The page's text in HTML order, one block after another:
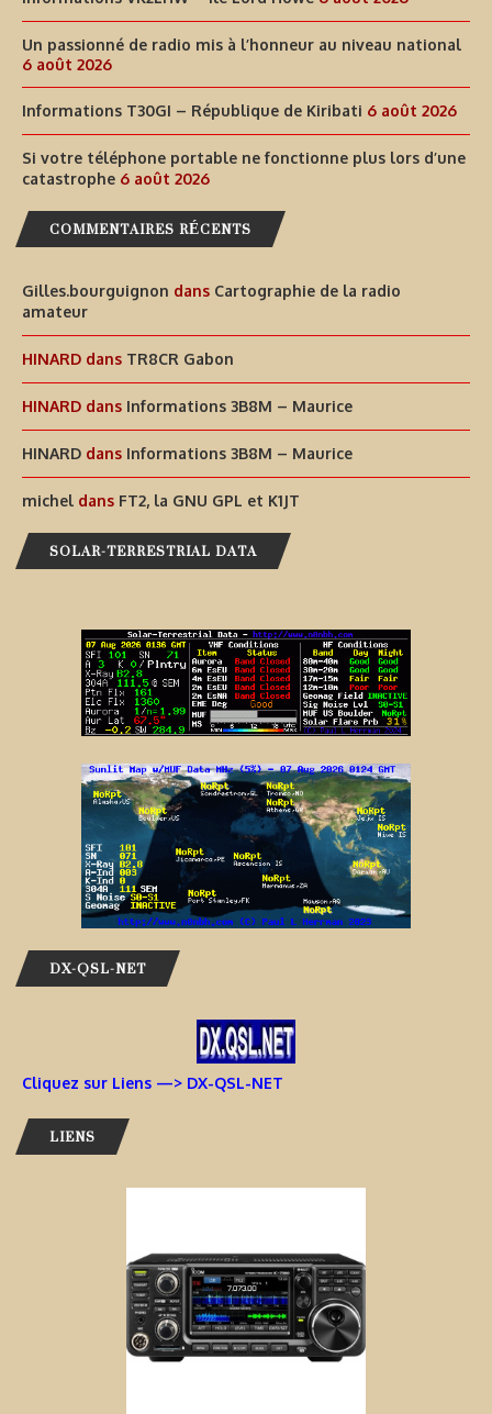
Un passionné de radio mis à l’honneur au niveau national
6 août 2026
Informations T30GI – République de Kiribati 6 août 2026
Si votre téléphone portable ne fonctionne plus lors d’une
catastrophe 6 août 2026
COMMENTAIRES RÉCENTS
Gilles.bourguignon dans Cartographie de la radio
amateur
HINARD dans TR8CR Gabon
HINARD dans Informations 3B8M – Maurice
HINARD dans Informations 3B8M – Maurice
michel dans FT2, la GNU GPL et K1JT
SOLAR-TERRESTRIAL DATA
DX-QSL-NET
Cliquez sur Liens —> DX-QSL-NET
LIENS